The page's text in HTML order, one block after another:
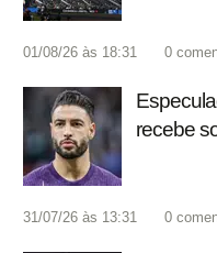
01/08/26 às 18:31 0
recebe
31/07/26 às 13:31 0